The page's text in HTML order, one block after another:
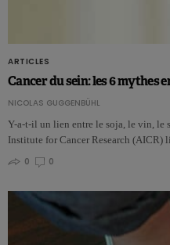
ARTICLES
Cancer du sein: les 6 mythes
NICOLAS GUGGENBÜHL
Y-a-t-il un lien entre le soja, le vin, le
Institute for Cancer Research (AICR)
0
0